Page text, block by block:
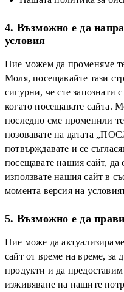
4. Възможно е да
условия
Ние можем да променяме
Моля, посещавайте тази
сигурни, че сте запознати
когато посещавате сайта.
последно сме променили
позовавате на датата
потвърждавате и се
посещавате нашия сайт, да
използвате нашия сайт в
момента версия на
5. Възможно е да
Ние може да
сайт от време на време, за
продукти и да
изживяване на нашите